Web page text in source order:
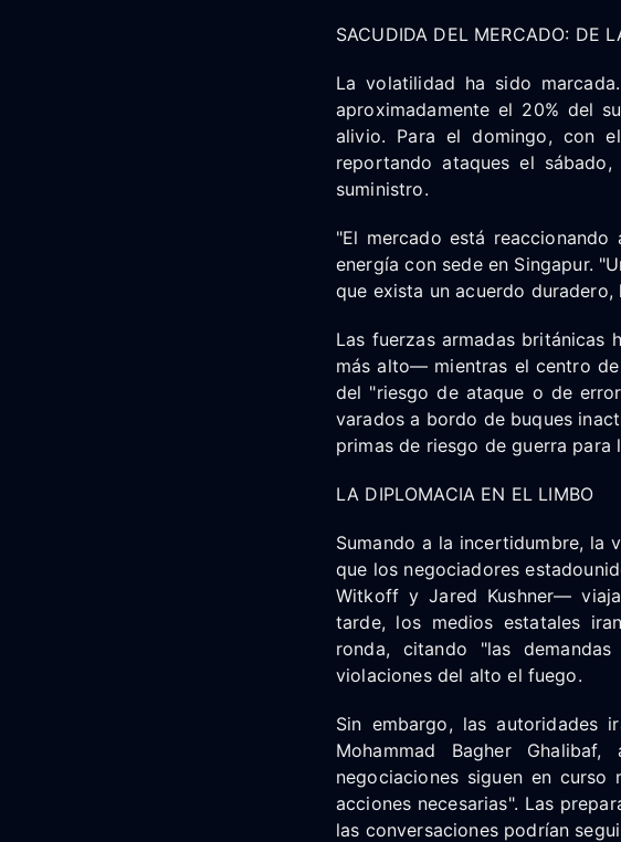
SACUDIDA DEL MERCADO: DE
La volatilidad ha sido
aproximadamente el 20% del
alivio. Para el domingo, con
reportando ataques el
suministro.
"El mercado está
energía con sede en Singapur.
que exista un acuerdo
Las fuerzas armadas
más alto— mientras el centro
del "riesgo de ataque o de
varados a bordo de buques
primas de riesgo de guerra para
LA DIPLOMACIA EN EL LIMBO
Sumando a la incertidumbre, la
que los negociadores
Witkoff y Jared Kushner—
tarde, los medios estatales
ronda, citando "las
violaciones del alto el fuego.
Sin embargo, las autoridades
Mohammad Bagher
negociaciones siguen en
acciones necesarias". Las
las conversaciones podrían